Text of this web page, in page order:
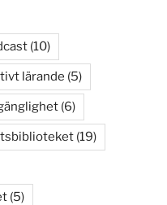
(10)
lärande (5)
(6)
(19)
(5)